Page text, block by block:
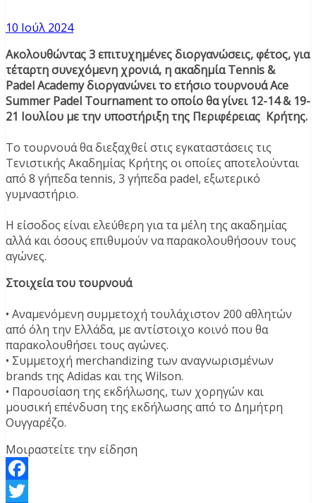
10 Ιούλ 2024
Ακολουθώντας 3 επιτυχημένες διοργανώσεις, φέτος, για
τέταρτη συνεχόμενη χρονιά, η ακαδημία Tennis &
Padel Academy διοργανώνει το ετήσιο τουρνουά Ace
Summer Padel Tournament το οποίο θα γίνει 12-14 & 19-
21 Ιουλίου με την υποστήριξη της Περιφέρειας Κρήτης.
Το τουρνουά θα διεξαχθεί στις εγκαταστάσεις τις
Tενιστικής Ακαδημίας Κρήτης οι οποίες αποτελούνται
από 8 γήπεδα tennis, 3 γήπεδα padel, εξωτερικό
γυμναστήριο.
Η είσοδος είναι ελεύθερη για τα μέλη της ακαδημίας
αλλά και όσους επιθυμούν να παρακολουθήσουν τους
αγώνες.
Στοιχεία του τουρνουά
• Αναμενόμενη συμμετοχή τουλάχιστον 200 αθλητών
από όλη την Ελλάδα, με αντίστοιχο κοινό που θα
παρακολουθήσει τους αγώνες.
• Συμμετοχή merchandizing των αναγνωρισμένων
brands της Adidas και της Wilson.
• Παρουσίαση της εκδήλωσης, των χορηγών και
μουσική επένδυση της εκδήλωσης από το Δημήτρη
Ουγγαρέζο.
Μοιραστείτε την είδηση
Facebook